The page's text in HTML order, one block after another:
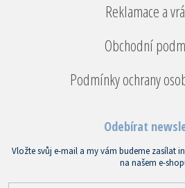
Reklamace a
Obchodní
Podmínky ochrany
Odebírat
Vložte svůj e-mail a my vám budeme zasílat
na našem e-